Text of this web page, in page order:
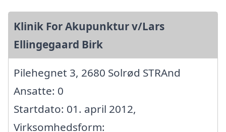
Klinik For Akupunktur v/Lars
Ellingegaard Birk
Pilehegnet 3, 2680 Solrød STRAnd
Ansatte: 0
Startdato: 01. april 2012,
Virksomhedsform: